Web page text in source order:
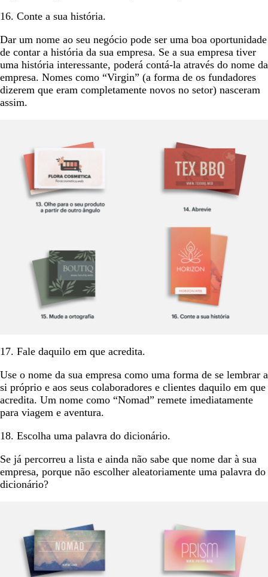
16. Conte a sua história.
Dar um nome ao seu negócio pode ser uma boa oportunidade
de contar a história da sua empresa. Se a sua empresa tiver
uma história interessante, poderá contá-la através do nome da
empresa. Nomes como “Virgin” (a forma de os fundadores
dizerem que eram completamente novos no setor) nasceram
assim.
17. Fale daquilo em que acredita.
Use o nome da sua empresa como uma forma de se lembrar a
si próprio e aos seus colaboradores e clientes daquilo em que
acredita. Um nome como “Nomad” remete imediatamente
para viagem e aventura.
18. Escolha uma palavra do dicionário.
Se já percorreu a lista e ainda não sabe que nome dar à sua
empresa, porque não escolher aleatoriamente uma palavra do
dicionário?